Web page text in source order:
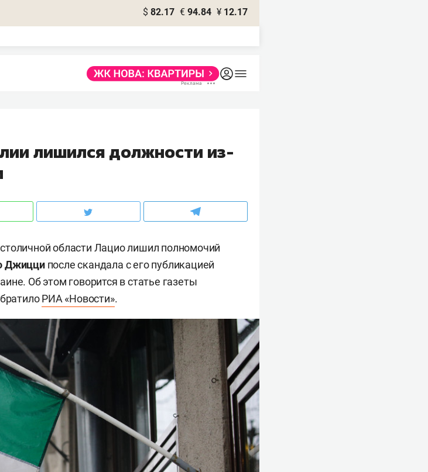
$ 82.17 € 94.84 ¥ 12.17
лишился должности из-
области Лацио лишил полномочий
Джицципосле скандала с его публикацией
Об этом говорится в статье газеты
РИА «Новости».